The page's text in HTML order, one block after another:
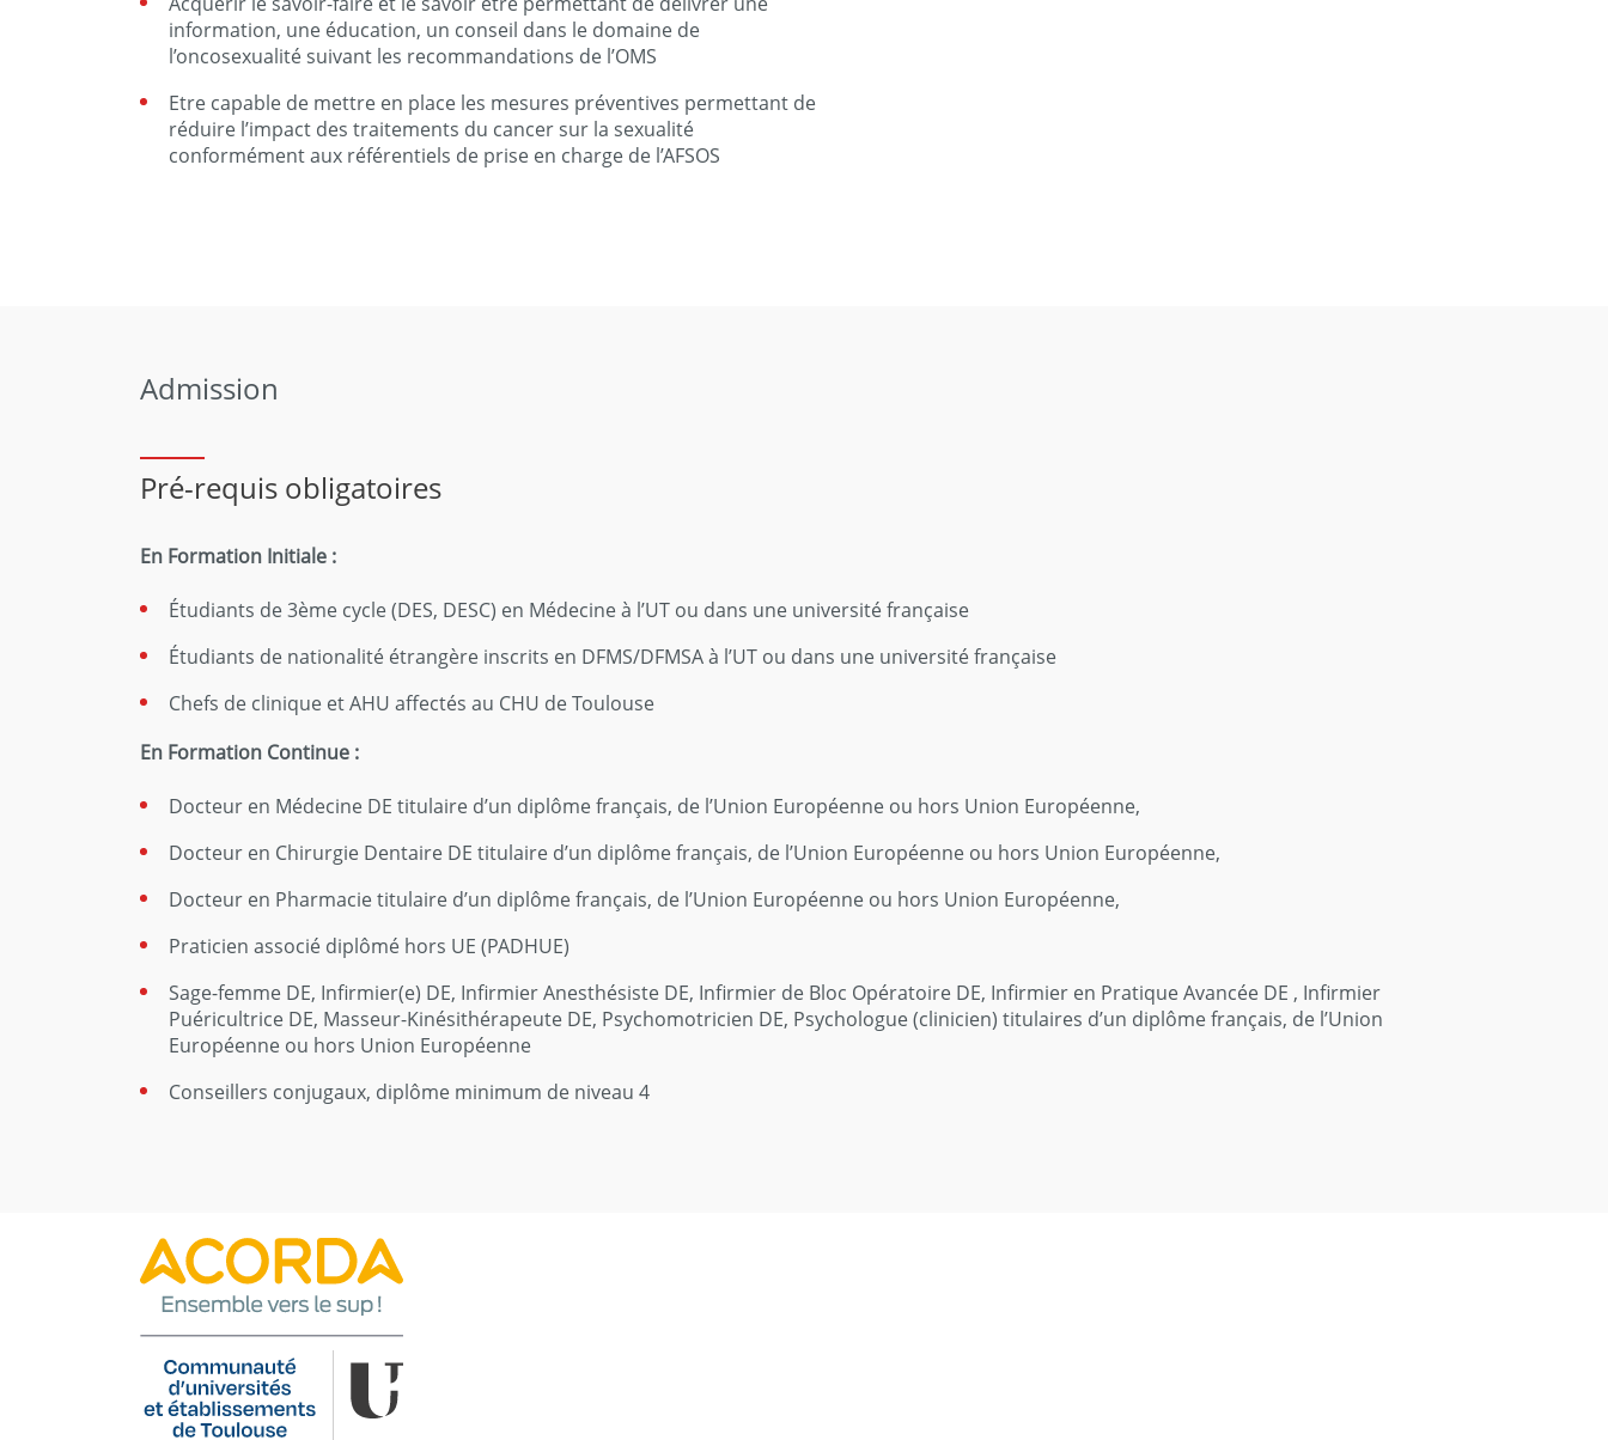
information, une éducation, un conseil dans le domaine de
l’oncosexualité suivant les recommandations de l’OMS
Etre capable de mettre en place les mesures préventives permettant de
réduire l’impact des traitements du cancer sur la sexualité
conformément aux référentiels de prise en charge de l’AFSOS
Admission
Pré-requis obligatoires
En Formation Initiale :
Étudiants de 3ème cycle (DES, DESC) en Médecine à l’UT ou dans une université française
Étudiants de nationalité étrangère inscrits en DFMS/DFMSA à l’UT ou dans une université française
Chefs de clinique et AHU affectés au CHU de Toulouse
En Formation Continue :
Docteur en Médecine DE titulaire d’un diplôme français, de l’Union Européenne ou hors Union Européenne,
Docteur en Chirurgie Dentaire DE titulaire d’un diplôme français, de l’Union Européenne ou hors Union Européenne,
Docteur en Pharmacie titulaire d’un diplôme français, de l’Union Européenne ou hors Union Européenne,
Praticien associé diplômé hors UE (PADHUE)
Sage-femme DE, Infirmier(e) DE, Infirmier Anesthésiste DE, Infirmier de Bloc Opératoire DE, Infirmier en Pratique Avancée DE , Infirmier
Puéricultrice DE, Masseur-Kinésithérapeute DE, Psychomotricien DE, Psychologue (clinicien) titulaires d’un diplôme français, de l’Union
Européenne ou hors Union Européenne
Conseillers conjugaux, diplôme minimum de niveau 4